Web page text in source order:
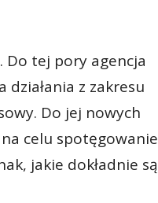
Do tej pory agencja
z zakresu
Do jej nowych
celu spotęgowanie
jakie dokładnie są